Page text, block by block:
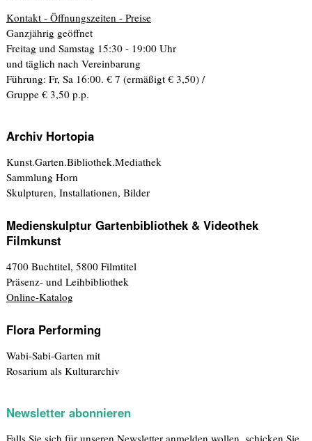
Kontakt - Öffnungszeiten - Preise
Ganzjährig geöffnet
Freitag und Samstag 15:30 - 19:00 Uhr
und täglich nach Vereinbarung
Führung: Fr, Sa 16:00. € 7 (ermäßigt € 3,50) /
Gruppe € 3,50 p.p.
Archiv Hortopia
Kunst.Garten.Bibliothek.Mediathek
Sammlung Horn
Skulpturen, Installationen, Bilder
Medienskulptur Gartenbibliothek & Videothek
Filmkunst
4700 Buchtitel, 5800 Filmtitel
Präsenz- und Leihbibliothek
Online-Katalog
Flora Performing
Wabi-Sabi-Garten mit
Rosarium als Kulturarchiv
Newsletter abonnieren